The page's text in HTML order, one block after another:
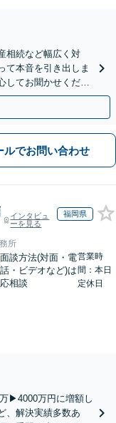
相続など幅広く対
て本音を引き出しま
してお聞かせくださ
ルでお問い合わせ
インタビュ
ーを見る
福岡県
所
面談方法(対面・電
話・ビデオなど)は
応相談
営業時
間：本日
定休日
▶4000万円に増額し
、解決実績多数あ